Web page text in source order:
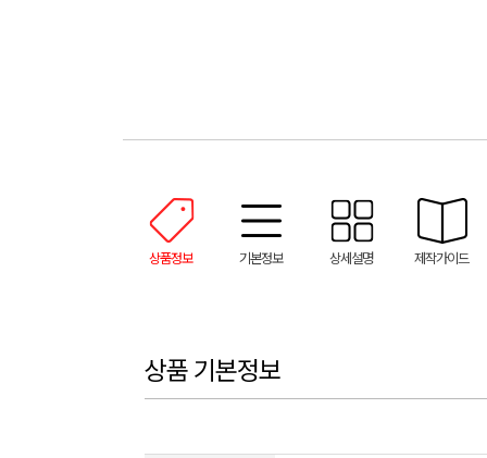
상품정보 기본정보 상세설명 제작가이드
상품 기본정보